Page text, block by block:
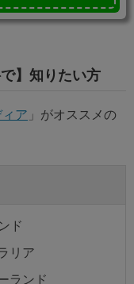
】知りたい方
ア 」がオススメの
ド
リア
ランド